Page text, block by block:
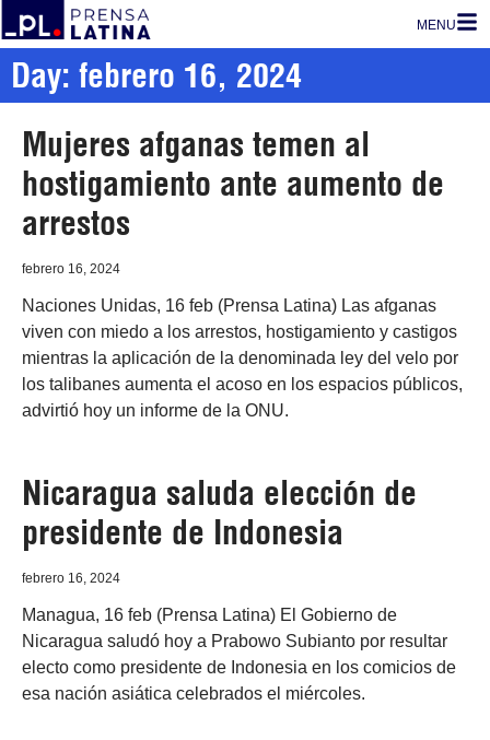
MENU
Day: febrero 16, 2024
Mujeres afganas temen al
hostigamiento ante aumento de
arrestos
febrero 16, 2024
Naciones Unidas, 16 feb (Prensa Latina) Las afganas
viven con miedo a los arrestos, hostigamiento y castigos
mientras la aplicación de la denominada ley del velo por
los talibanes aumenta el acoso en los espacios públicos,
advirtió hoy un informe de la ONU.
Nicaragua saluda elección de
presidente de Indonesia
febrero 16, 2024
Managua, 16 feb (Prensa Latina) El Gobierno de
Nicaragua saludó hoy a Prabowo Subianto por resultar
electo como presidente de Indonesia en los comicios de
esa nación asiática celebrados el miércoles.